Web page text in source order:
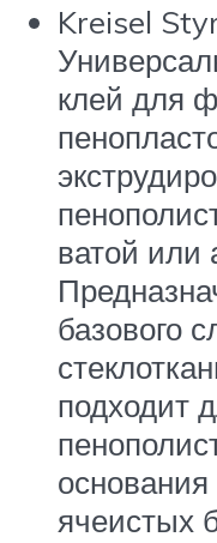
Kreisel
клей для
ватой или
базового
подходит
ячеистых